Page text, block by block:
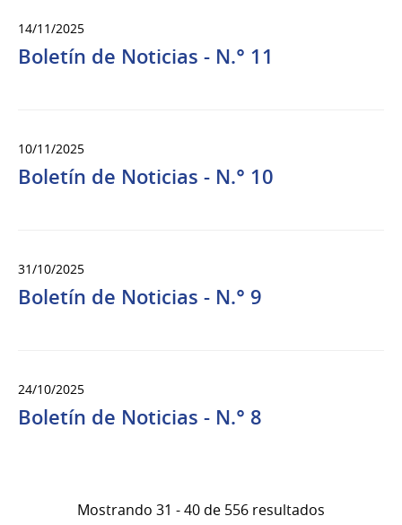
14/11/2025
Boletín de Noticias - N.° 11
10/11/2025
Boletín de Noticias - N.° 10
31/10/2025
Boletín de Noticias - N.° 9
24/10/2025
Boletín de Noticias - N.° 8
Mostrando 31 - 40 de 556 resultados